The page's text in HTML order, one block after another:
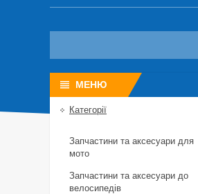
Категорії
Запчастини та аксесуари для
мото
Запчастини та аксесуари до
велосипедів